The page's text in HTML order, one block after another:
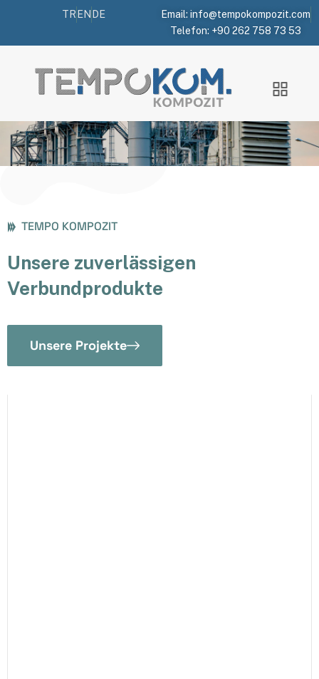
TR EN DE
Email: info@tempokompozit.com
Telefon: +90 262 758 73 53
Produkte
Produkte
TEMPO KOMPOZIT
Unsere zuverlässigen
Verbundprodukte
Unsere Projekte